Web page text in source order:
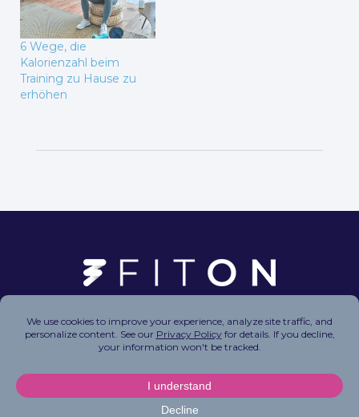
6 Wege, die
Kalorienzahl beim
Training zu Hause zu
erhöhen
Copyright © 2026 FitOn Inc. All Rights Reserved.
Privacy Policy|Terms of Use